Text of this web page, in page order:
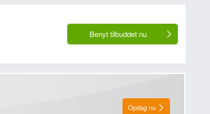
Benyt tilbuddet nu
Opdag nu